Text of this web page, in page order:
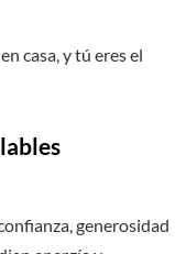
casa, y tú eres el
generosidad